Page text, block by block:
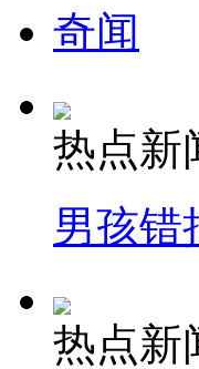
纽约上演“枕头大战
司机酒驾遇交警 急
奇闻
热点新
男孩错
热点新